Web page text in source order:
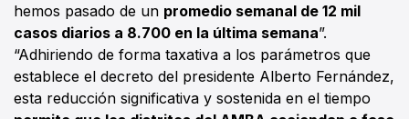
hemos pasado de un promedio semanal de 12 mil
casos diarios a 8.700 en la última semana”.
“Adhiriendo de forma taxativa a los parámetros que
establece el decreto del presidente Alberto Fernández,
esta reducción significativa y sostenida en el tiempo